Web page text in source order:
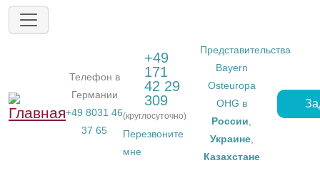
Перейти к основному содержанию
Телефон в
Германии
+49 8031 46
37 65
+49
171
42 29
309
(круглосуточно)
Перезвоните
мне
Представительства
Bayern
Osteuropa
OHG в
России
Украине,
Казахстане